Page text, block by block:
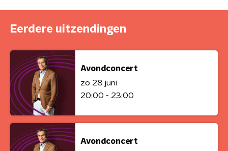
Eerdere uitzendingen
Avondconcert
zo 28 juni
20:00 - 23:00
Avondconcert